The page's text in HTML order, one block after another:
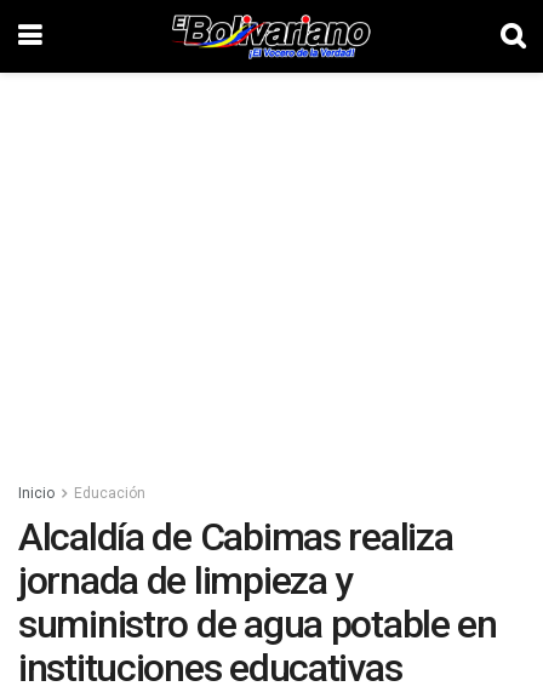
Inicio Educación
Alcaldía de Cabimas realiza
jornada de limpieza y
suministro de agua potable en
instituciones educativas